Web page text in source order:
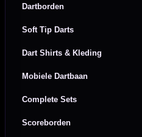
Dartborden
Soft Tip Darts
Dart Shirts & Kleding
Mobiele Dartbaan
Complete Sets
Scoreborden